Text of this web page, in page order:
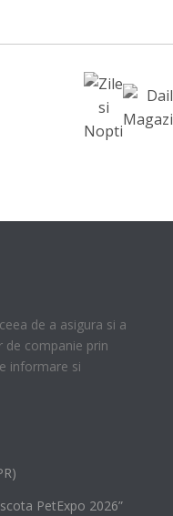
de a asigura si a
de companie prin
informare si
PetExpo 2026”